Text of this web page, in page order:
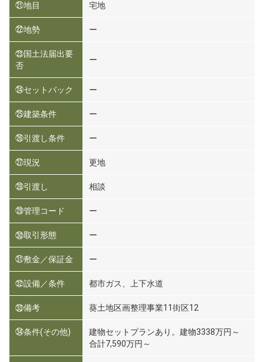
㉑地目 宅地
㉒地勢 ー
㉓国土法届出要
否
ー
㉔セットバック ー
㉕建築条件 ー
㉖引渡し条件 ー
㉗現況 更地
㉘引渡し 相談
㉙管理コード ー
㉚取引形態 ー
㉛敷金／保証金 ー
㉜設備／条件 都市ガス、上下水道
㉝備考 葵土地区画整理事業11街区12
㉞条件(その他)
建物セットプランあり。建物3338万円～
合計7,590万円～